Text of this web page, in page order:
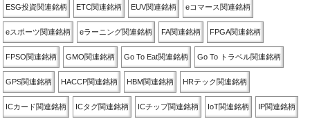
ESG投資関連銘柄 ETC関連銘柄 EUV関連銘柄 eコマース関連銘柄
eスポーツ関連銘柄 eラーニング関連銘柄 FA関連銘柄 FPGA関連銘柄
FPSO関連銘柄 GMO関連銘柄 Go To Eat関連銘柄 Go To トラベル関連銘柄
GPS関連銘柄 HACCP関連銘柄 HBM関連銘柄 HRテック関連銘柄
ICカード関連銘柄 ICタグ関連銘柄 ICチップ関連銘柄 IoT関連銘柄 IP関連銘柄